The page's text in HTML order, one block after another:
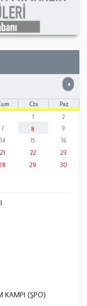
»
Cts
Paz
1
2
7 8
9
14 15
16
21 22
23
29
30
KAMPI (ŞPO)